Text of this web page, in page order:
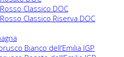
Classico DOC
Classico Riserva DOC
Bianco dell'Emilia IGP